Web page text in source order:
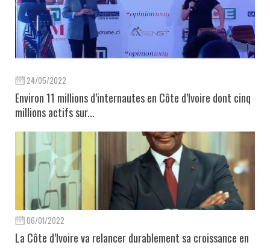
24/05/2022
Environ 11 millions d’internautes en Côte d’Ivoire dont cinq
millions actifs sur...
06/01/2022
La Côte d’Ivoire va relancer durablement sa croissance en